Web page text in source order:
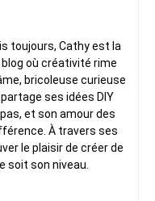
toujours, Cathy est la
blog où créativité rime
bricoleuse curieuse
ses idées DIY
et son amour des
À travers ses
le plaisir de créer de
soit son niveau.